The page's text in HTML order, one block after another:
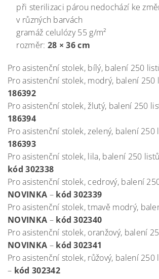
při sterilizaci párou nedochází ke
v různých barvách
gramáž celulózy 55 g/m²
rozměr: 28 × 36 cm
Pro asistenční stolek, bílý, balení 250
Pro asistenční stolek, modrý, balení 250
186392
Pro asistenční stolek, žlutý, balení 250
186394
Pro asistenční stolek, zelený, balení 250
186393
Pro asistenční stolek, lila, balení 250 listů
kód 302338
Pro asistenční stolek, cedrový, balení
NOVINKA – kód 302339
Pro asistenční stolek, tmavě modrý,
NOVINKA – kód 302340
Pro asistenční stolek, oranžový, balení
NOVINKA – kód 302341
Pro asistenční stolek, růžový, balení 250
– kód 302342